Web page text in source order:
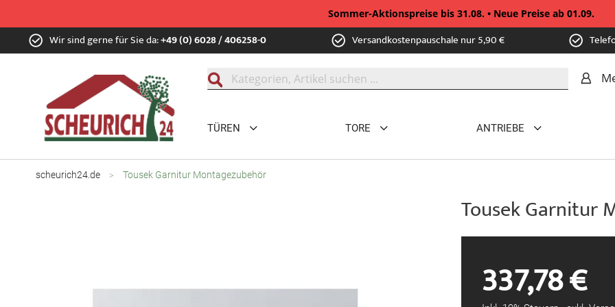
Sommer-Aktionspreise bis 31.08. • Neue Preise ab 01.09.
Zum
Inhalt Wir sind gerne für Sie da:+49 (0) 6028 / 406258-0 Versandkostenpauschale nur 5,90 €
TÜREN TORE ANTRIEBE
scheurich24.de Tousek Garnitur Montagezubehör
Tousek Garnitur
337,78 €